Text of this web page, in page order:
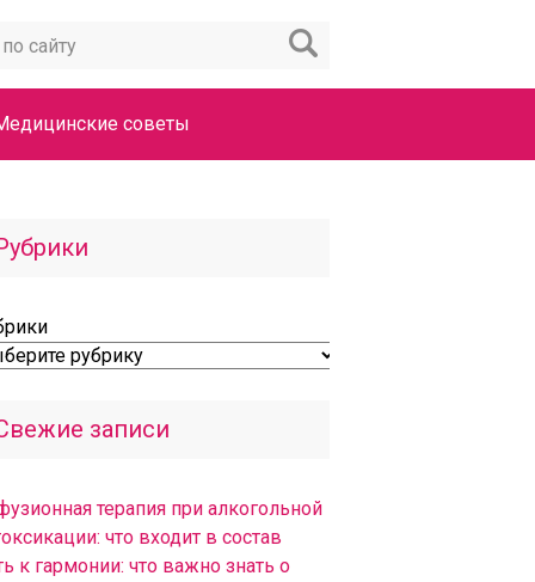
советы
записи
терапия при алкогольной
что входит в состав
к гармонии: что важно знать о